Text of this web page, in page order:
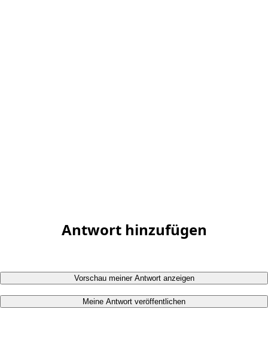
Antwort hinzufügen
Vorschau meiner Antwort anzeigen
Meine Antwort veröffentlichen